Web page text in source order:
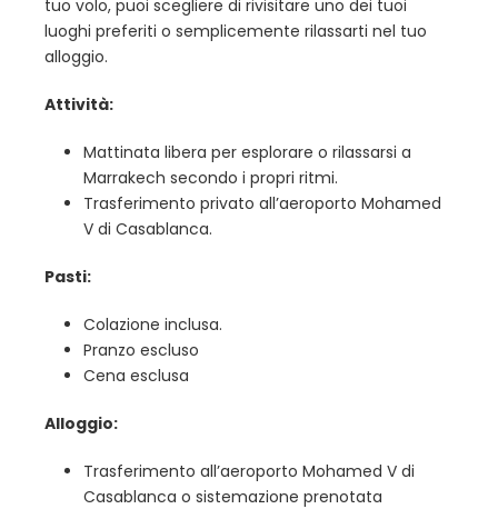
tuo volo, puoi scegliere di rivisitare uno dei tuoi
luoghi preferiti o semplicemente rilassarti nel tuo
alloggio.
Attività:
Mattinata libera per esplorare o rilassarsi a
Marrakech secondo i propri ritmi.
Trasferimento privato all’aeroporto Mohamed
V di Casablanca.
Pasti:
Colazione inclusa.
Pranzo escluso
Cena esclusa
Alloggio:
Trasferimento all’aeroporto Mohamed V di
Casablanca o sistemazione prenotata